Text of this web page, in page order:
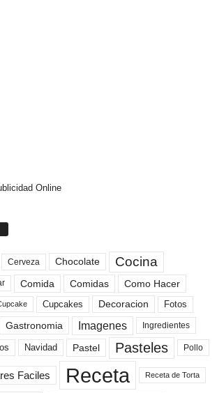
Online
Cerveza Chocolate Cocina
Comida Comidas Como Hacer
Cupcakes Decoracion Fotos
Gastronomia Imagenes Ingredientes
Navidad Pastel Pasteles Pollo
Faciles Receta Receta de Torta